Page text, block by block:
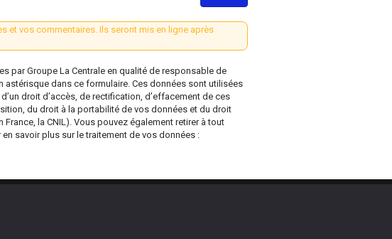
et vos commentaires. Ils seront mis en ligne après
par Groupe La Centrale en qualité de responsable de
dans ce formulaire. Ces données sont utilisées
droit d’accès, de rectification, d’effacement de ces
du droit à la portabilité de vos données et du droit
la CNIL). Vous pouvez également retirer à tout
savoir plus sur le traitement de vos données :